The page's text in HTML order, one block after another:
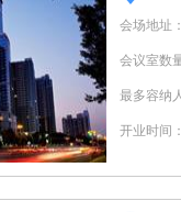
会场地址：
会议室数
最多容纳
开业时间：